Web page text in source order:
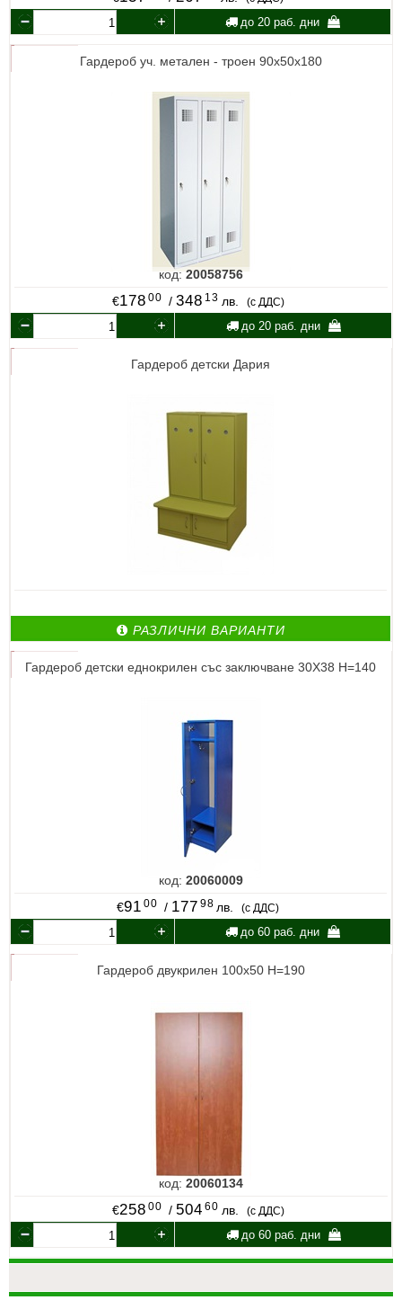
до 20 раб. дни
Гардероб уч. метален - троен 90х50х180
код: 20058756
€178 00 /348 13 лв. (с ДДС)
до 20 раб. дни
Гардероб детски Дария
РАЗЛИЧНИ ВАРИАНТИ
Гардероб детски еднокрилен със заключване 30Х38 Н=140
код: 20060009
€91 00 / 177 98 лв. (с ДДС)
до 60 раб. дни
Гардероб двукрилен 100х50 H=190
код: 20060134
€258 00 / 504 60 лв. (с ДДС)
до 60 раб. дни